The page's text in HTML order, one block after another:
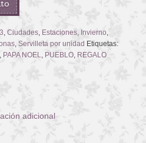
Ciudades, Estaciones, Invierno
, Servilleta por unidad Etiquetas:
PAPA NOEL PUEBLO, REGALO
adicional